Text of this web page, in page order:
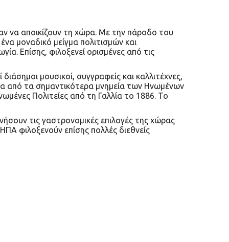
να αποικίζουν τη χώρα. Με την πάροδο του
μοναδικό μείγμα πολιτισμών και
Επίσης, φιλοξενεί ορισμένες από τις
μουσικοί, συγγραφείς και καλλιτέχνες,
από τα σημαντικότερα μνημεία των Ηνωμένων
Πολιτείες από τη Γαλλία το 1886. Το
τις γαστρονομικές επιλογές της χώρας
φιλοξενούν επίσης πολλές διεθνείς